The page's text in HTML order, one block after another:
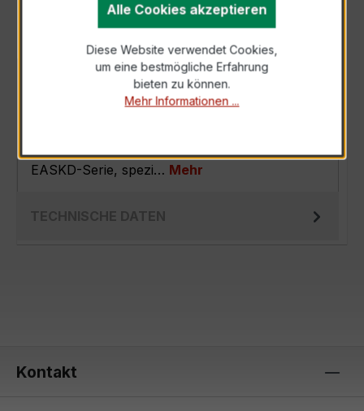
Der EASKD 31.8 3x600/5A 5VA Kl.0,2 ist ein
Verrechnungsstromwandler der bewährten
EASKD-Serie, spezi… Mehr
TECHNISCHE DATEN
Kontakt
Alle Cookies akzeptieren
Diese Website verwendet Cookies,
um eine bestmögliche Erfahrung
bieten zu können.
Mehr Informationen ...